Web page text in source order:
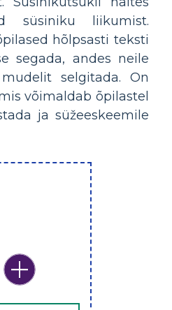
süsiniku liikumist.
hõlpsasti teksti
segada, andes neile
selgitada. On
võimaldab õpilastel
ja süžeeskeemile